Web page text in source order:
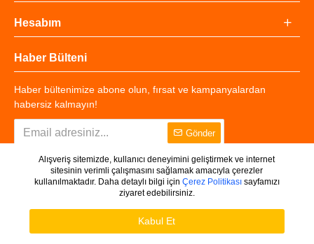
Hesabım
Haber Bülteni
Haber bültenimize abone olun, fırsat ve kampanyalardan
habersiz kalmayın!
Gönder
Copyright © 2025 - Tüm Hakları Saklıdır.
Alışveriş sitemizde, kullanıcı deneyimini geliştirmek ve internet
sitesinin verimli çalışmasını sağlamak amacıyla çerezler
kullanılmaktadır. Daha detaylı bilgi için Çerez Politikasısayfamızı
ziyaret edebilirsiniz.
Kabul Et
Ürünleri Filtrele